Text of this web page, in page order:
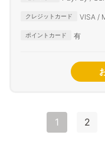
クレジットカード
VISA /
ポイントカード 有
1 2